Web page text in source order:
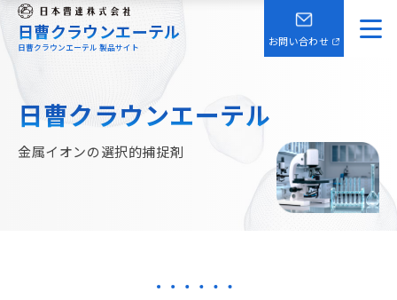
日曹クラウンエーテル
日曹クラウンエーテル 製品サイト お問い合わせ
日曹クラウンエーテル
金属イオンの選択的捕捉剤